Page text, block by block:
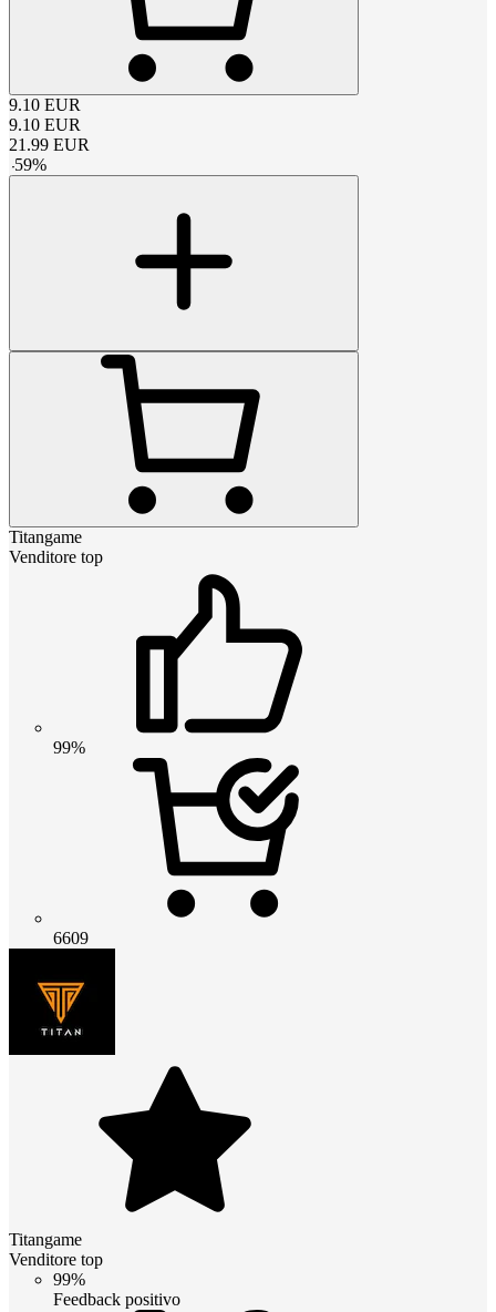
9.10 EUR
9.10 EUR
21.99 EUR
-59%
Titangame
Venditore top
99%
6609
Titangame
Venditore top
99%
Feedback positivo